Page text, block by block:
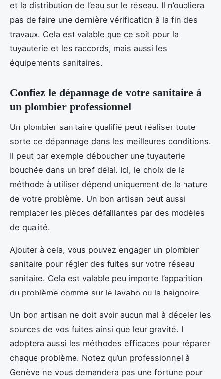
et la distribution de l’eau sur le réseau. Il n’oubliera
pas de faire une dernière vérification à la fin des
travaux. Cela est valable que ce soit pour la
tuyauterie et les raccords, mais aussi les
équipements sanitaires.
Confiez le dépannage de votre sanitaire à
un plombier professionnel
Un plombier sanitaire qualifié peut réaliser toute
sorte de dépannage dans les meilleures conditions.
Il peut par exemple déboucher une tuyauterie
bouchée dans un bref délai. Ici, le choix de la
méthode à utiliser dépend uniquement de la nature
de votre problème. Un bon artisan peut aussi
remplacer les pièces défaillantes par des modèles
de qualité.
Ajouter à cela, vous pouvez engager un plombier
sanitaire pour régler des fuites sur votre réseau
sanitaire. Cela est valable peu importe l’apparition
du problème comme sur le lavabo ou la baignoire.
Un bon artisan ne doit avoir aucun mal à déceler les
sources de vos fuites ainsi que leur gravité. Il
adoptera aussi les méthodes efficaces pour réparer
chaque problème. Notez qu’un professionnel à
Genève ne vous demandera pas une fortune pour